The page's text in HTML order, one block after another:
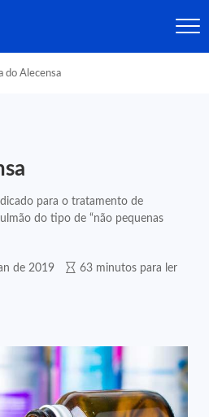
do Alecensa
para o tratamento de
do tipo de “não pequenas
de 2019 63 minutos para ler